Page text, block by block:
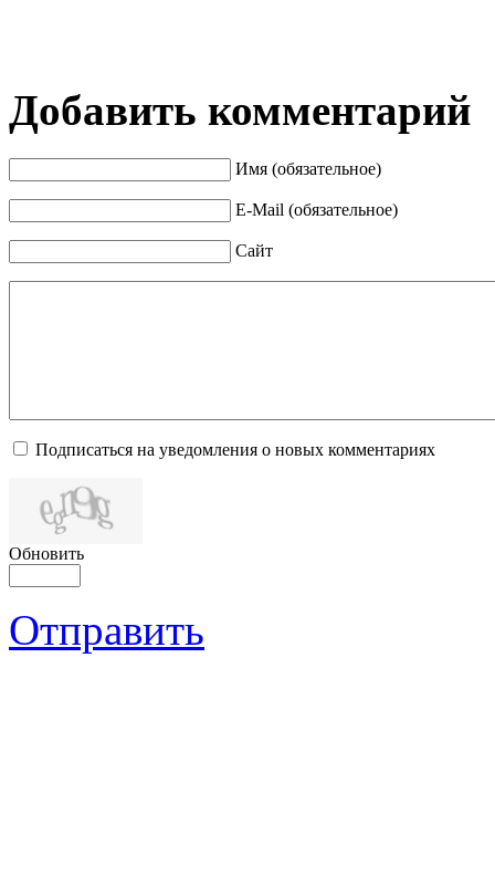
Добавить комментарий
Имя (обязательное)
E-Mail (обязательное)
Сайт
Подписаться на уведомления о новых комментариях
Обновить
Отправить